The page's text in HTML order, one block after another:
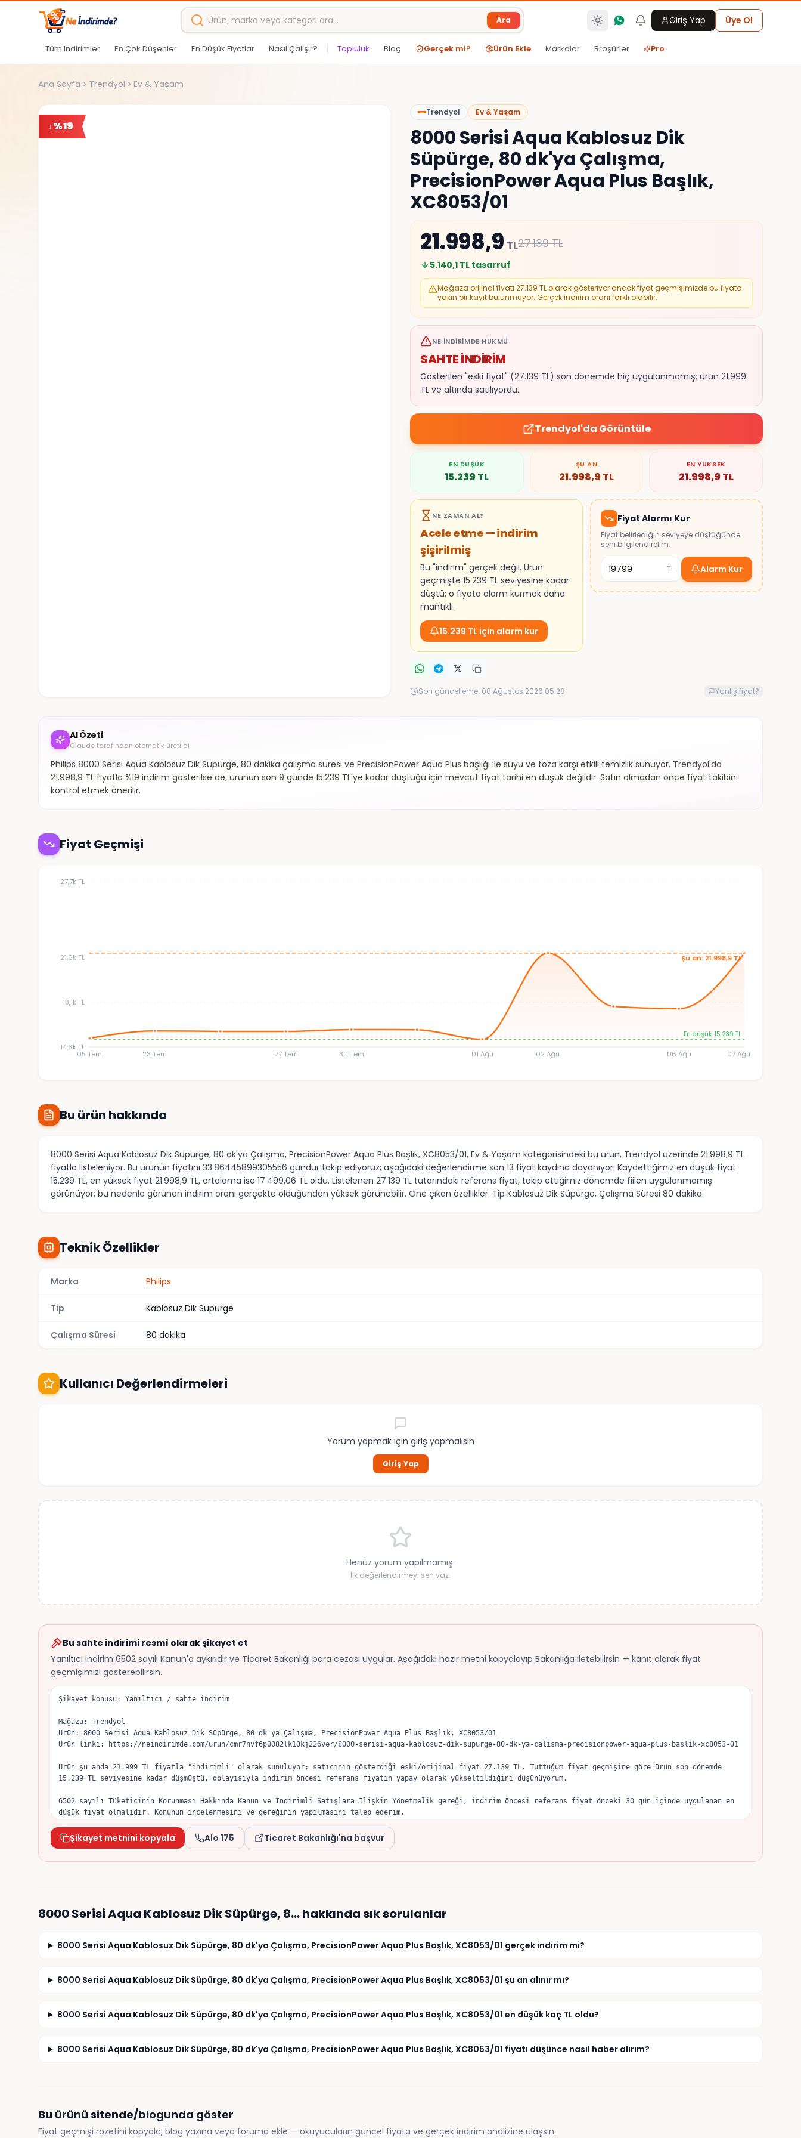
Ana içeriğe atla
Ara Giriş Yap Üye Ol
Tüm İndirimler En Çok Düşenler En Düşük Fiyatlar Nasıl Çalışır? Topluluk Blog Gerçek mi? Ürün Ekle Markalar Broşürler Pro
Ana Sayfa Trendyol Ev & Yaşam
%19
Trendyol Ev & Yaşam
8000 Serisi Aqua Kablosuz Dik
Süpürge, 80 dk'ya Çalışma,
PrecisionPower Aqua Plus Başlık,
XC8053/01
21.998,9 TL27.139TL
5.140,1 TL tasarruf
Mağaza orijinal fiyatı 27.139 TL olarak gösteriyor ancak fiyat geçmişimizde bu fiyata
yakın bir kayıt bulunmuyor. Gerçek indirim oranı farklı olabilir.
NE İNDIRIMDE HÜKMÜ
SAHTE İNDİRİM
Gösterilen "eski fiyat" (27.139 TL) son dönemde hiç uygulanmamış; ürün 21.999
TL ve altında satılıyordu.
Trendyol'da Görüntüle
EN DÜŞÜK
15.239TL
ŞU AN
21.998,9TL
EN YÜKSEK
21.998,9TL
NE ZAMAN AL?
Acele etme — indirim
şişirilmiş
Bu "indirim" gerçek değil. Ürün
geçmişte 15.239 TL seviyesine kadar
düştü; o fiyata alarm kurmak daha
mantıklı.
15.239 TL için alarm kur
Fiyat Alarmı Kur
Fiyat belirlediğin seviyeye düştüğünde
seni bilgilendirelim.
TL Alarm Kur
Son güncelleme: 08 Ağustos 2026 05:28 Yanlış fiyat?
AI Özeti
Claude tarafından otomatik üretildi
Philips 8000 Serisi Aqua Kablosuz Dik Süpürge, 80 dakika çalışma süresi ve PrecisionPower Aqua Plus başlığı ile suyu ve toza karşı etkili temizlik sunuyor. Trendyol'da
21.998,9 TL fiyatla %19 indirim gösterilse de, ürünün son 9 günde 15.239 TL'ye kadar düştüğü için mevcut fiyat tarihi en düşük değildir. Satın almadan önce fiyat takibini
kontrol etmek önerilir.
Fiyat Geçmişi
05 Tem 23 Tem 27 Tem 30 Tem 01 Ağu 02 Ağu 06 Ağu 07 Ağu
14,6k TL
18,1k TL
21,6k TL
27,7k TL
Şu an: 21.998,9 TL
En düşük: 15.239 TL
Bu ürün hakkında
8000 Serisi Aqua Kablosuz Dik Süpürge, 80 dk'ya Çalışma, PrecisionPower Aqua Plus Başlık, XC8053/01, Ev & Yaşam kategorisindeki bu ürün, Trendyol üzerinde 21.998,9 TL
fiyatla listeleniyor. Bu ürünün fiyatını 33.86445899305556 gündür takip ediyoruz; aşağıdaki değerlendirme son 13 fiyat kaydına dayanıyor. Kaydettiğimiz en düşük fiyat
15.239 TL, en yüksek fiyat 21.998,9 TL, ortalama ise 17.499,06 TL oldu. Listelenen 27.139 TL tutarındaki referans fiyat, takip ettiğimiz dönemde fiilen uygulanmamış
görünüyor; bu nedenle görünen indirim oranı gerçekte olduğundan yüksek görünebilir. Öne çıkan özellikler: Tip Kablosuz Dik Süpürge, Çalışma Süresi 80 dakika.
Teknik Özellikler
Marka Philips
Tip Kablosuz Dik Süpürge
Çalışma Süresi 80 dakika
Kullanıcı Değerlendirmeleri
Yorum yapmak için giriş yapmalısın
Giriş Yap
Henüz yorum yapılmamış.
İlk değerlendirmeyi sen yaz.
Bu sahte indirimi resmî olarak şikayet et
Yanıltıcı indirim 6502 sayılı Kanun'a aykırıdır ve Ticaret Bakanlığı para cezası uygular. Aşağıdaki hazır metni kopyalayıp Bakanlığa iletebilirsin — kanıt olarak fiyat
geçmişimizi gösterebilirsin.
Şikayet konusu: Yanıltıcı / sahte indirim
Mağaza: Trendyol
Ürün: 8000 Serisi Aqua Kablosuz Dik Süpürge, 80 dk'ya Çalışma, PrecisionPower Aqua Plus Başlık, XC8053/01
Ürün linki: https://neindirimde.com/urun/cmr7nvf6p0082lk10kj226ver/8000-serisi-aqua-kablosuz-dik-supurge-80-dk-ya-calisma-precisionpower-aqua-plus-baslik-xc8053-01
Ürün şu anda 21.999 TL fiyatla "indirimli" olarak sunuluyor; satıcının gösterdiği eski/orijinal fiyat 27.139 TL. Tuttuğum fiyat geçmişine göre ürün son dönemde
15.239 TL seviyesine kadar düşmüştü, dolayısıyla indirim öncesi referans fiyatın yapay olarak yükseltildiğini düşünüyorum.
6502 sayılı Tüketicinin Korunması Hakkında Kanun ve İndirimli Satışlara İlişkin Yönetmelik gereği, indirim öncesi referans fiyat önceki 30 gün içinde uygulanan en
düşük fiyat olmalıdır. Konunun incelenmesini ve gereğinin yapılmasını talep ederim.
Şikayet metnini kopyala Alo 175 Ticaret Bakanlığı'na başvur
8000 Serisi Aqua Kablosuz Dik Süpürge, 8…hakkında sık sorulanlar
8000 Serisi Aqua Kablosuz Dik Süpürge, 80 dk'ya Çalışma, PrecisionPower Aqua Plus Başlık, XC8053/01 gerçek indirim mi?
8000 Serisi Aqua Kablosuz Dik Süpürge, 80 dk'ya Çalışma, PrecisionPower Aqua Plus Başlık, XC8053/01 şu an alınır mı?
8000 Serisi Aqua Kablosuz Dik Süpürge, 80 dk'ya Çalışma, PrecisionPower Aqua Plus Başlık, XC8053/01 en düşük kaç TL oldu?
8000 Serisi Aqua Kablosuz Dik Süpürge, 80 dk'ya Çalışma, PrecisionPower Aqua Plus Başlık, XC8053/01 fiyatı düşünce nasıl haber alırım?
Bu ürünü sitende/blogunda göster
Fiyat geçmişi rozetini kopyala, blog yazına veya foruma ekle — okuyucuların güncel fiyata ve gerçek indirim analizine ulaşsın.